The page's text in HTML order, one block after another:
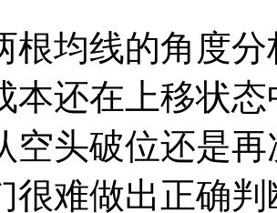
线的角度分
本还在上移状
空头破位还是
很难做出正确